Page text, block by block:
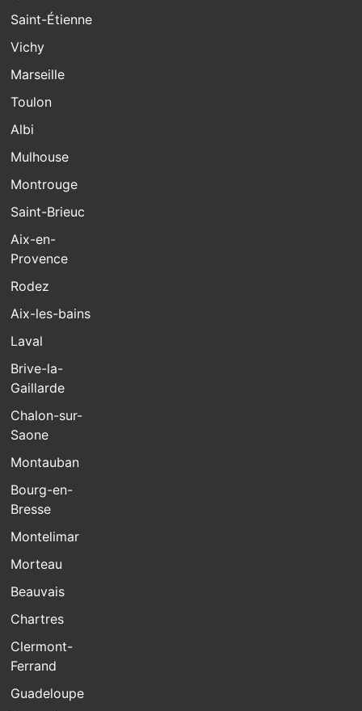
Saint-Étienne
Vichy
Marseille
Toulon
Albi
Mulhouse
Montrouge
Saint-Brieuc
Aix-en-
Provence
Rodez
Aix-les-bains
Laval
Brive-la-
Gaillarde
Chalon-sur-
Saone
Montauban
Bourg-en-
Bresse
Montelimar
Morteau
Beauvais
Chartres
Clermont-
Ferrand
Guadeloupe